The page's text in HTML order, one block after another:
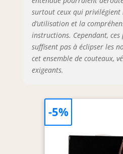
le manche, n'utilisez
vaisselle ou de
Nous promettons
sur l'outil, n'hésitez
contacter si vous
surtout ceux qui privilégient
d’utilisation et la
instructions. Cependant,
suffisent pas à éclipser les
cet ensemble de couteaux,
exigeants.
-5%